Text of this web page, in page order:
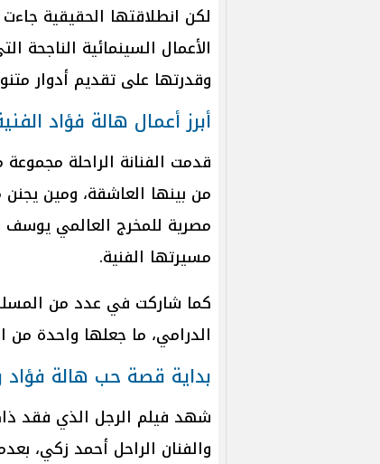
لكن انطلاقتها الحقيقية
الأعمال السينمائية الناجحة
وقدرتها على تقديم أدوار
أبرز أعمال هالة فؤاد
قدمت الفنانة الراحلة
من بينها العاشقة، ومين
مصرية للمخرج العالمي
مسيرتها الفنية.
كما شاركت في عدد من
الدرامي، ما جعلها واحدة من
بداية قصة حب هالة
شهد فيلم الرجل الذي فقد
والفنان الراحل أحمد زكي،